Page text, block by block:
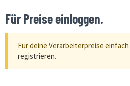
Für Preise einloggen.
Für deine Verarbeiterpreise einfach
registrieren.